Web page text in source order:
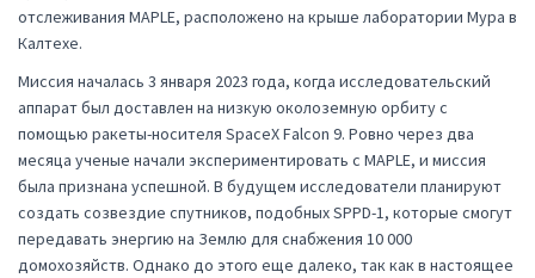
отслеживания MAPLE, расположено на крыше лаборатории Мура в
Калтехе.
Миссия началась 3 января 2023 года, когда исследовательский
аппарат был доставлен на низкую околоземную орбиту с
помощью ракеты-носителя SpaceX Falcon 9. Ровно через два
месяца ученые начали экспериментировать с MAPLE, и миссия
была признана успешной. В будущем исследователи планируют
создать созвездие спутников, подобных SPPD-1, которые смогут
передавать энергию на Землю для снабжения 10 000
домохозяйств. Однако до этого еще далеко, так как в настоящее